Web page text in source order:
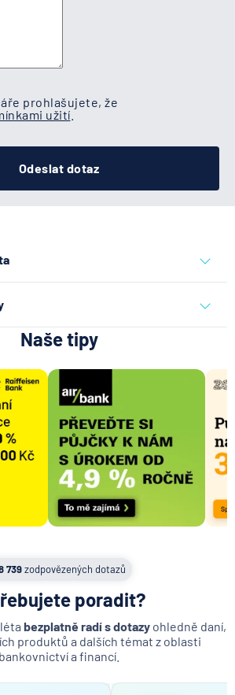
prohlašujete, že
užití
Odeslat dotaz
půjčky
úvěr na nemovitost
sazba
nemovitosti
spoření
půjčka
Naše tipy
739zodpovězených dotazů
poradit?
bezplatně radí s dotazy ohledně daní,
produktů a dalších témat z oblasti
bankovnictví a financí.